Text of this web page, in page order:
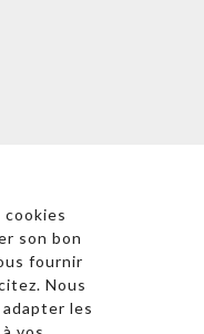
son bon
fournir
Nous
les
la politique de